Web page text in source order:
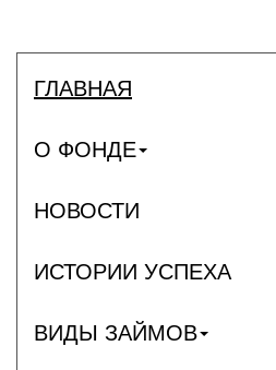
ГЛАВНАЯ
О ФОНДЕ
НОВОСТИ
ИСТОРИИ УСПЕХА
ВИДЫ ЗАЙМОВ